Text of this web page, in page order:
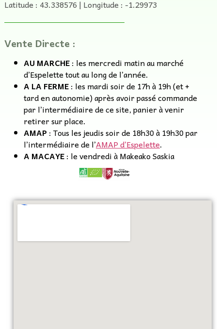
Latitude : 43.338576 | Longitude : -1.29973
Vente Directe :
AU MARCHE: les mercredi matin au marché
d’Espelette tout au long de l’année.
A LA FERME: les mardi soir de 17h à 19h (et +
tard en autonomie) après avoir passé commande
par l’intermédiaire de ce site, panier à venir
retirer sur place.
AMAP : Tous les jeudis soir de 18h30 à 19h30 par
l’intermédiaire de l’AMAP d’Espelette.
A MACAYE: le vendredi à Makeako Saskia